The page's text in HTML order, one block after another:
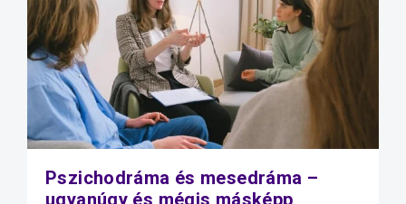
Pszichodráma és mesedráma –
ugyanúgy és mégis másképp